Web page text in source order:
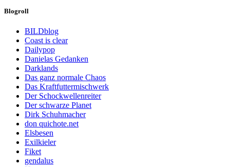
Blogroll
BILDblog
Coast is clear
Dailypop
Danielas Gedanken
Darklands
Das ganz normale Chaos
Das Kraftfuttermischwerk
Der Schockwellenreiter
Der schwarze Planet
Dirk Schuhmacher
don quichote.net
Elsbesen
Exilkieler
Fiket
gendalus